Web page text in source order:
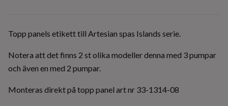
Topp panels etikett till Artesian spas Islands serie.
Notera att det finns 2 st olika modeller denna med 3 pumpar
och även en med 2 pumpar.
Monteras direkt på topp panel art nr 33-1314-08